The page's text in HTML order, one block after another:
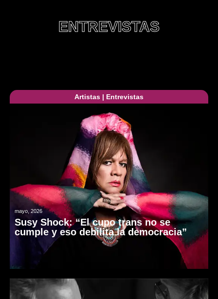
ENTREVISTAS
Artistas | Entrevistas
mayo, 2026
Susy Shock: “El cupo trans no se
cumple y eso debilita la democracia”